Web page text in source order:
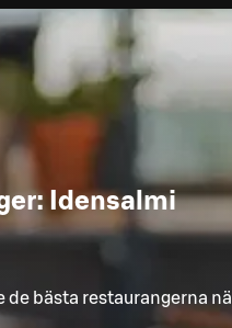
Idensalmi
de bästa restaurangerna